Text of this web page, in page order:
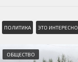
ПОЛИТИКА ЭТО ИНТЕРЕСНО
ОБЩЕСТВО